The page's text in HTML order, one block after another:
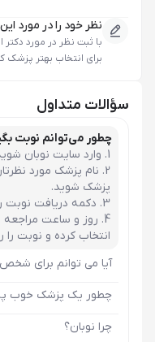
نظر خود را در مورد
با ثبت نظر در مورد دکتر
برای انتخاب بهتر پزشک
سؤالات متداول
چطور می‌توانم نوبت
وارد سایت نوبان
نام پزشک مورد
پزشک شوید.
دکمه دریافت نوبت
روز و ساعت مراجعه
انتخاب کرده و نوبت را
آیا می توانم برای
چطور یک پزشک خوب
چرا نوبان؟